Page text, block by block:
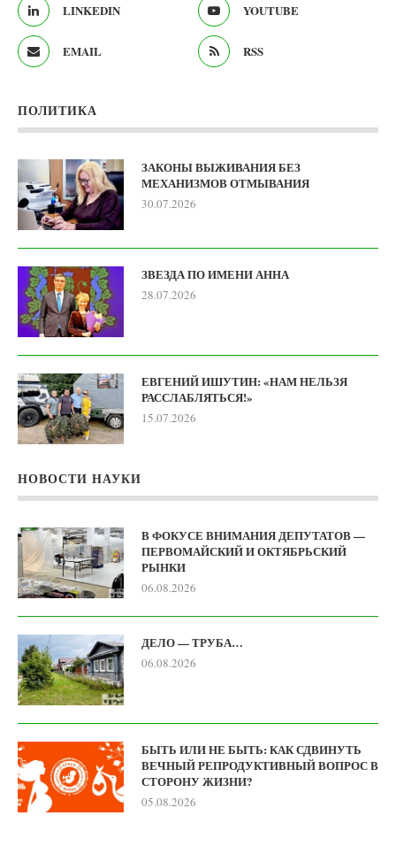
LINKEDIN YOUTUBE
EMAIL RSS
ПОЛИТИКА
ЗАКОНЫ ВЫЖИВАНИЯ БЕЗ
МЕХАНИЗМОВ ОТМЫВАНИЯ
30.07.2026
ЗВЕЗДА ПО ИМЕНИ АННА
28.07.2026
ЕВГЕНИЙ ИШУТИН: «НАМ НЕЛЬЗЯ
РАССЛАБЛЯТЬСЯ!»
15.07.2026
НОВОСТИ НАУКИ
В ФОКУСЕ ВНИМАНИЯ ДЕПУТАТОВ —
ПЕРВОМАЙСКИЙ И ОКТЯБРЬСКИЙ
РЫНКИ
06.08.2026
ДЕЛО — ТРУБА…
06.08.2026
БЫТЬ ИЛИ НЕ БЫТЬ: КАК СДВИНУТЬ
ВЕЧНЫЙ РЕПРОДУКТИВНЫЙ ВОПРОС В
СТОРОНУ ЖИЗНИ?
05.08.2026